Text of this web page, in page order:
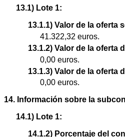
13.1) Lote 1:
13.1.1) Valor de la oferta
41.322,32 euros.
13.1.2) Valor de la oferta
0,00 euros.
13.1.3) Valor de la oferta
0,00 euros.
14. Información sobre la
14.1) Lote 1:
14.1.2) Porcentaje del